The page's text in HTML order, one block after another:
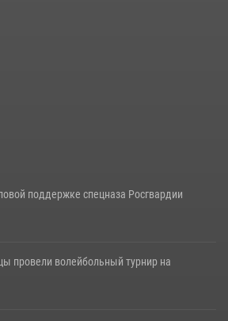
Башкортостана за охотничьи ружья для
обеспечили правопорядок и
честь Дня ВДВ
поддержке спецназа Росгвардии
провели волейбольный турнир на